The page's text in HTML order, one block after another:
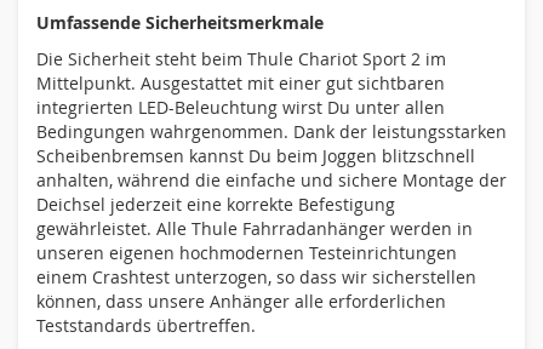
Umfassende Sicherheitsmerkmale
Die Sicherheit steht beim Thule Chariot Sport 2 im
Mittelpunkt. Ausgestattet mit einer gut sichtbaren
integrierten LED-Beleuchtung wirst Du unter allen
Bedingungen wahrgenommen. Dank der leistungsstarken
Scheibenbremsen kannst Du beim Joggen blitzschnell
anhalten, während die einfache und sichere Montage der
Deichsel jederzeit eine korrekte Befestigung
gewährleistet. Alle Thule Fahrradanhänger werden in
unseren eigenen hochmodernen Testeinrichtungen
einem Crashtest unterzogen, so dass wir sicherstellen
können, dass unsere Anhänger alle erforderlichen
Teststandards übertreffen.